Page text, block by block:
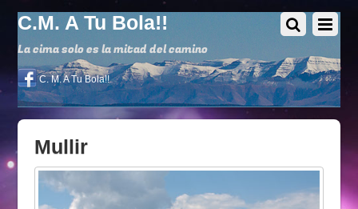
C.M. A Tu Bola!!
La cima solo es la mitad del camino
C. M. A Tu Bola!!
Mullir